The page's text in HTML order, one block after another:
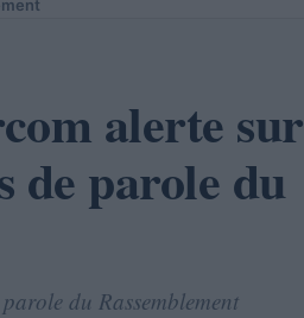
alerte sur
de parole du
du Rassemblement